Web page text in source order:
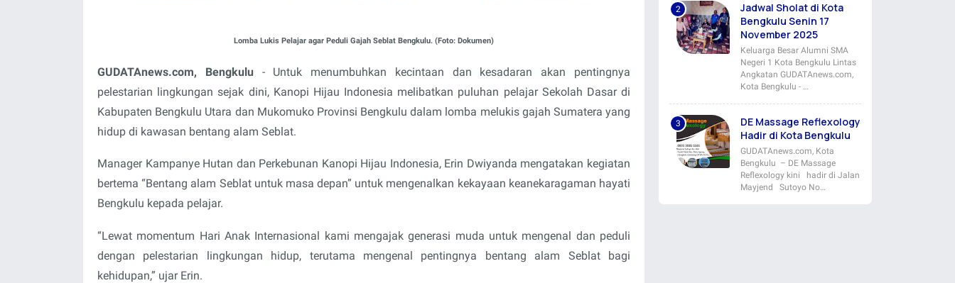
Lomba Lukis Pelajar agar Peduli Gajah Seblat Bengkulu. (Foto: Dokumen)
GUDATAnews.com, Bengkulu - Untuk menumbuhkan kecintaan dan kesadaran akan pentingnya
pelestarian lingkungan sejak dini, Kanopi Hijau Indonesia melibatkan puluhan pelajar Sekolah Dasar di
Kabupaten Bengkulu Utara dan Mukomuko Provinsi Bengkulu dalam lomba melukis gajah Sumatera yang
hidup di kawasan bentang alam Seblat.
Manager Kampanye Hutan dan Perkebunan Kanopi Hijau Indonesia, Erin Dwiyanda mengatakan kegiatan
bertema “Bentang alam Seblat untuk masa depan” untuk mengenalkan kekayaan keanekaragaman hayati
Bengkulu kepada pelajar.
“Lewat momentum Hari Anak Internasional kami mengajak generasi muda untuk mengenal dan peduli
dengan pelestarian lingkungan hidup, terutama mengenal pentingnya bentang alam Seblat bagi
kehidupan,” ujar Erin.
Jadwal Sholat di Kota
Bengkulu Senin 17
November 2025
Keluarga Besar Alumni SMA
Negeri 1 Kota Bengkulu Lintas
Angkatan GUDATAnews.com,
Kota Bengkulu - …
DE Massage Reflexology
Hadir di Kota Bengkulu
GUDATAnews.com, Kota
Bengkulu – DE Massage
Reflexology kini hadir di Jalan
Mayjend Sutoyo No…